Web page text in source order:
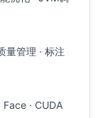
量管理 · 标注
· CUDA